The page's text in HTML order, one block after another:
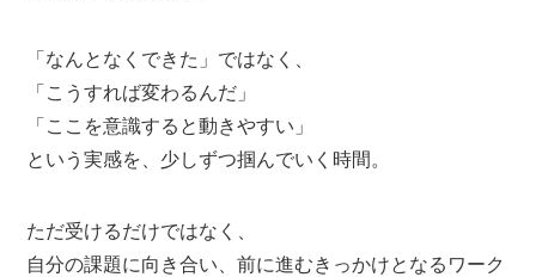
「なんとなくできた」ではなく、
「こうすれば変わるんだ」
「ここを意識すると動きやすい」
という実感を、少しずつ掴んでいく時間。
ただ受けるだけではなく、
自分の課題に向き合い、前に進むきっかけとなるワーク